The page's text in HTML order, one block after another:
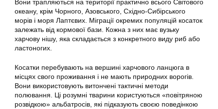
Вони трапляються на території практично всього Світового
океану, крім Чорного, Азовського, Східно-Сибірського
морів і моря Лаптєвих. Міграції окремих популяцій косаток
залежать від кормової бази. Кожна з них має вузьку
харчову нішу, яка складається з конкретного виду риб або
ластоногих.
Косатки перебувають на вершині харчового ланцюга в
місцях свого проживання і не мають природних ворогів.
Вони використовують витончені тактичні методи
полювання. Ці розумні тварини користуються «повітряною
розвідкою» альбатросів, які підказують своєю поведінкою